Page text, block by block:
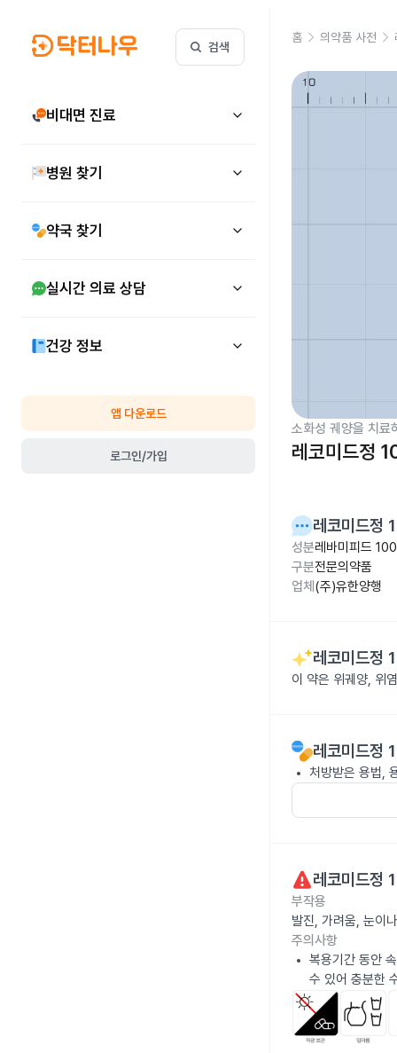
검색
비대면 진료
병원 찾기
약국 찾기
실시간 의료 상담
건강 정보
앱 다운로드
로그인/가입
홈 의약품 사전
소화성 궤양을 치료
레코미드정
레코미드정
성분레바미피드
구분전문의약품
업체 (주)유한양행
레코미드정
이 약은 위궤양, 위
레코미드정
처방받은 용법,
레코미드정
부작용
발진, 가려움, 눈이
주의사항
복용기간 동안
수 있어 충분한